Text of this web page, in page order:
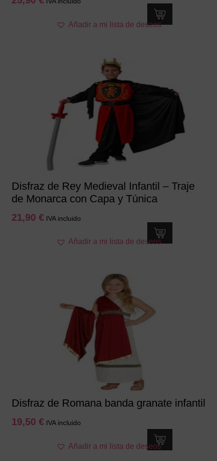
producto
variantes.
Las
opciones
se
pueden
elegir
página
Añadir a mi lista de deseos
Disfraz de Rey Medieval Infantil – Traje
de Monarca con Capa y Túnica
21,90 € IVA incluido
producto
variantes.
Las
opciones
se
pueden
la
de
Añadir a mi lista de deseos
Disfraz de Romana banda granate infantil
19,50 € IVA incluido
producto
Añadir a mi lista de deseos